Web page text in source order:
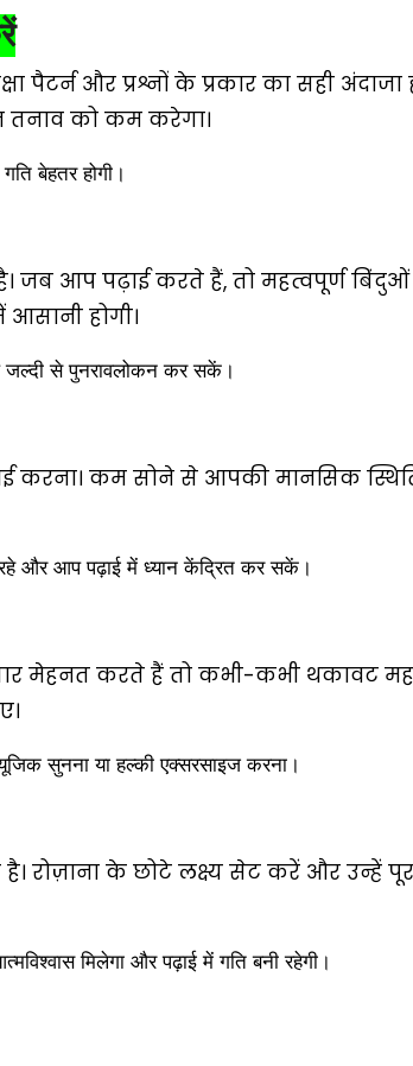
और प्रश्नों के प्रकार का सही अंदाजा
तनाव को कम करेगा।
बेहतर होगी।
है। जब आप पढ़ाई करते हैं, तो महत्वपूर्ण
होगी।
जल्दी से पुनरावलोकन कर सकें।
करना। कम सोने से आपकी मानसिक
और आप पढ़ाई में ध्यान केंद्रित कर सकें।
मेहनत करते हैं तो कभी-कभी थकावट
सुनना या हल्की एक्सरसाइज करना।
है। रोज़ाना के छोटे लक्ष्य सेट करें और उन्हें
मिलेगा और पढ़ाई में गति बनी रहेगी।